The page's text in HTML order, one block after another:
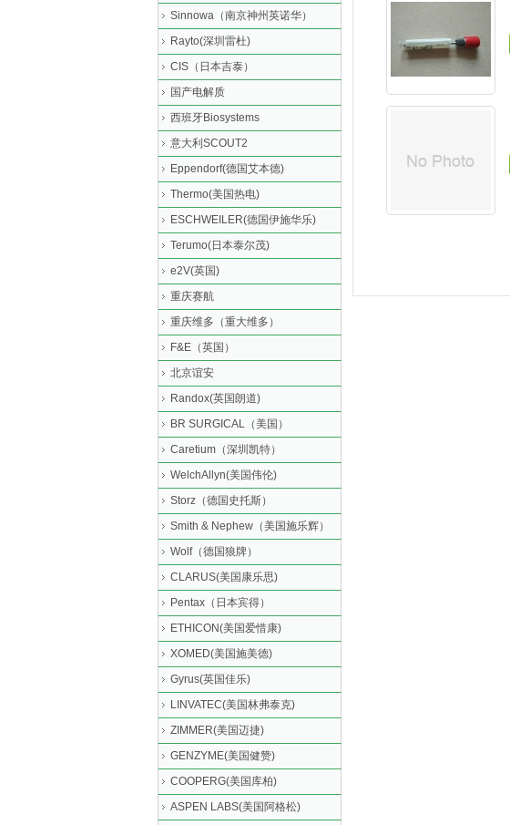
Sinnowa（南京神州英诺华）
Rayto(深圳雷杜)
CIS（日本吉泰）
国产电解质
西班牙Biosystems
意大利SCOUT2
Eppendorf(德国艾本德)
Thermo(美国热电)
ESCHWEILER(德国伊施华乐)
Terumo(日本泰尔茂)
e2V(英国)
重庆赛航
重庆维多（重大维多）
F&E（英国）
北京谊安
Randox(英国朗道)
BR SURGICAL（美国）
Caretium（深圳凯特）
WelchAllyn(美国伟伦)
Storz（德国史托斯）
Smith & Nephew（美国施乐辉）
Wolf（德国狼牌）
CLARUS(美国康乐思)
Pentax（日本宾得）
ETHICON(美国爱惜康)
XOMED(美国施美德)
Gyrus(英国佳乐)
LINVATEC(美国林弗泰克)
ZIMMER(美国迈捷)
GENZYME(美国健赞)
COOPERG(美国库柏)
ASPEN LABS(美国阿格松)